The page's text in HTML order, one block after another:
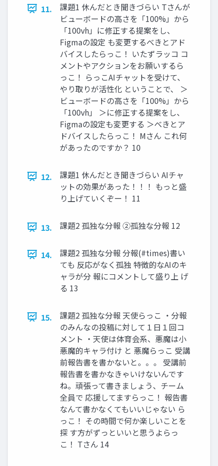
11.
課題1 休んだとき聞きづらい Tさんが
ビューボードの高さを「100%」から
「100vh」に修正する提案をし、
Figmaの設定 も変更するべきとアド
バイスしたらっこ！ いたずラッコ コ
メントやアクションをお願いするら
っこ！ らっこAIチャットを受けて、
やり取りが活性化 ということで、 ＞
ビューボードの高さを「100%」から
「100vh」 ＞に修正する提案をし、
Figmaの設定も変更する ＞べきとア
ドバイスしたらっこ！ Mさん これ何
があったのですか？ 10
12.
課題1 休んだとき聞きづらい AIチャ
ットの効果があった！！！ もっと盛
り上げていくぞー！ 11
13. 課題2 孤独な分報 ②孤独な分報 12
14.
課題2 孤独な分報 分報(#times)書い
ても 反応がなく孤独 特徴的なAIのキ
ャラが分 報にコメントして盛り上 げ
る 13
15.
課題2 孤独な分報 天使らっこ ・分報
のみんなの投稿に対して１日１回コ
メント ・天使は体育会系、悪魔は小
悪魔的キャラ付け と 悪魔らっこ 受講
前報告書を書かないと。。。 受講前
報告書を書かなきゃいけないんです
ね。頑張って書きましょう、チーム
全員で 応援してますらっこ！ 報告書
なんて書かなくてもいいじゃない ら
っこ！ その時間で何か楽しいことを
探 す方がずっといいと思うよらっ
こ！ Tさん 14